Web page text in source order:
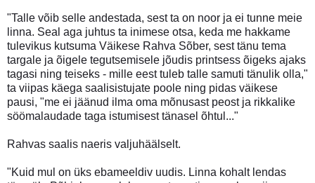
"Talle võib selle andestada, sest ta on noor ja ei tunne meie
linna. Seal aga juhtus ta inimese otsa, keda me hakkame
tulevikus kutsuma Väikese Rahva Sõber, sest tänu tema
targale ja õigele tegutsemisele jõudis printsess õigeks ajaks
tagasi ning teiseks - mille eest tuleb talle samuti tänulik olla,"
ta viipas käega saalisistujate poole ning pidas väikese
pausi, "me ei jäänud ilma oma mõnusast peost ja rikkalike
söömalaudade taga istumisest tänasel õhtul..."
Rahvas saalis naeris valjuhäälselt.
"Kuid mul on üks ebameeldiv uudis. Linna kohalt lendas